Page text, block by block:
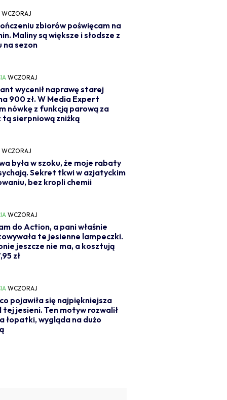
WCZORAJ
zbiorów poświęcam na
Maliny są większe i słodsze z
na sezon
WCZORAJ
wycenił naprawę starej
900 zł. W Media Expert
nówkę z funkcją parową za
tą sierpniową zniżką
WCZORAJ
była w szoku, że moje rabaty
Sekret tkwi w azjatyckim
bez kropli chemii
WCZORAJ
do Action, a pani właśnie
te jesienne lampeczki.
jeszcze nie ma, a kosztują
zł
WCZORAJ
pojawiła się najpiękniejsza
tej jesieni. Ten motyw rozwalił
łopatki, wygląda na dużo